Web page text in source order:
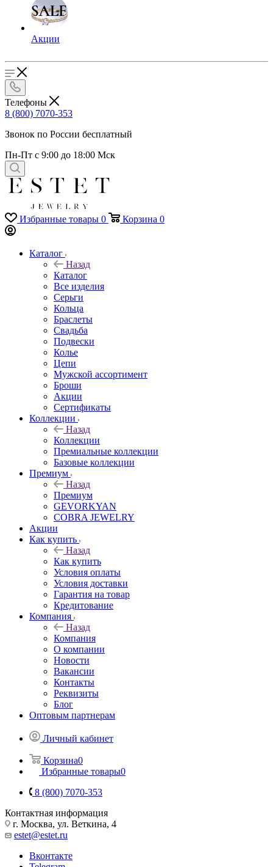
Акции
Телефоны
8 (800) 7070-353
Звонок по России бесплатный
Пн-Пт с 9:00 до 18:00 Мск
Избранные товары 0 Корзина 0
Каталог
Назад
Каталог
Все изделия
Серьги
Кольца
Браслеты
Свадьба
Подвески
Колье
Цепи
Мужской ассортимент
Броши
Акции
Сертификаты
Коллекции
Назад
Коллекции
Премиальные коллекции
Базовые коллекции
Премиум
Назад
Премиум
GEVORKYAN
COBRA JEWELRY
Акции
Как купить
Назад
Как купить
Условия оплаты
Условия доставки
Гарантия на товар
Кредитование
Компания
Назад
Компания
О компании
Новости
Вакансии
Контакты
Реквизиты
Блог
Оптовым партнерам
Личный кабинет
Корзина0
Избранные товары0
8 (800) 7070-353
Контактная информация
г. Москва, ул. Веткина, 4
estet@estet.ru
Вконтакте